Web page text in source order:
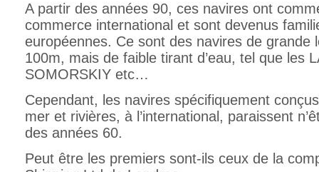
A partir des années 90, ces navires ont
commerce international et sont devenus
européennes. Ce sont des navires de grande
100m, mais de faible tirant d’eau, tel que les
SOMORSKIY etc…
Cependant, les navires spécifiquement
mer et rivières, à l’international, paraissent
des années 60.
Peut être les premiers sont-ils ceux de la